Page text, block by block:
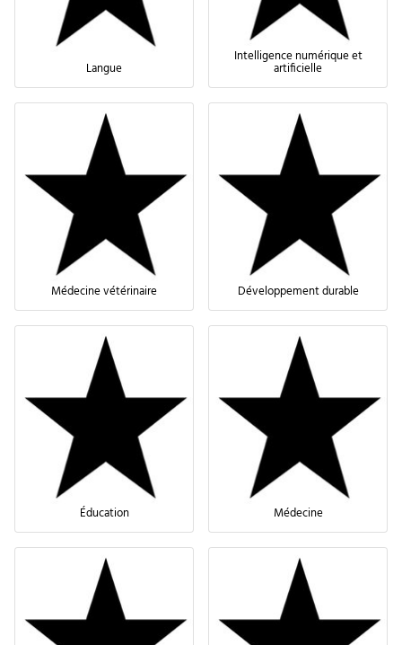
Langue
Intelligence numérique et
artificielle
Médecine vétérinaire Développement durable
Éducation Médecine